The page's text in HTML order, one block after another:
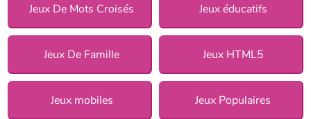
Jeux De Mots Croisés Jeux éducatifs
Jeux De Famille Jeux HTML5
Jeux mobiles Jeux Populaires